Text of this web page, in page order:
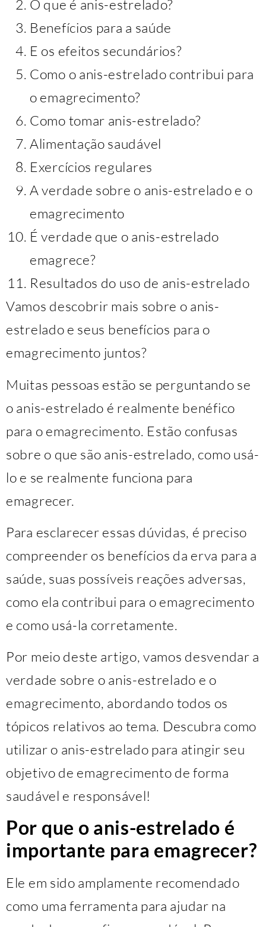
O que é anis-estrelado?
Benefícios para a saúde
E os efeitos secundários?
Como o anis-estrelado contribui para
o emagrecimento?
Como tomar anis-estrelado?
Alimentação saudável
Exercícios regulares
A verdade sobre o anis-estrelado e o
emagrecimento
É verdade que o anis-estrelado
emagrece?
Resultados do uso de anis-estrelado
Vamos descobrir mais sobre o anis-
estrelado e seus benefícios para o
emagrecimento juntos?
Muitas pessoas estão se perguntando se
o anis-estrelado é realmente benéfico
para o emagrecimento. Estão confusas
sobre o que são anis-estrelado, como usá-
lo e se realmente funciona para
emagrecer.
Para esclarecer essas dúvidas, é preciso
compreender os benefícios da erva para a
saúde, suas possíveis reações adversas,
como ela contribui para o emagrecimento
e como usá-la corretamente.
Por meio deste artigo, vamos desvendar a
verdade sobre o anis-estrelado e o
emagrecimento, abordando todos os
tópicos relativos ao tema. Descubra como
utilizar o anis-estrelado para atingir seu
objetivo de emagrecimento de forma
saudável e responsável!
Por que o anis-estrelado é
importante para emagrecer?
Ele em sido amplamente recomendado
como uma ferramenta para ajudar na